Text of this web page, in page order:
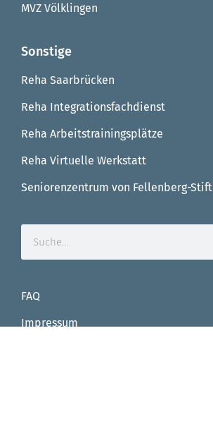
MVZ Völklingen
Sonstige
Reha Saarbrücken
Reha Integrationsfachdienst
Reha Arbeitstrainingsplätze
Reha Virtuelle Werkstatt
Seniorenzentrum von Fellenberg-Stift
FAQ
Impressum